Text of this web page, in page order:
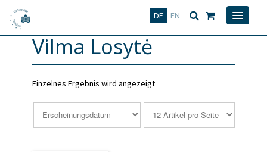
DE EN
Deutsch
Vilma Losytė
Einzelnes Ergebnis wird angezeigt